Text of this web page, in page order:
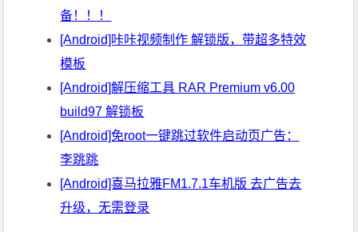
备！！！
[Android]咔咔视频制作 解锁版，带超多特效
模板
[Android]解压缩工具 RAR Premium v6.00
build97 解锁板
[Android]免root一键跳过软件启动页广告：
李跳跳
[Android]喜马拉雅FM1.7.1车机版 去广告去
升级，无需登录